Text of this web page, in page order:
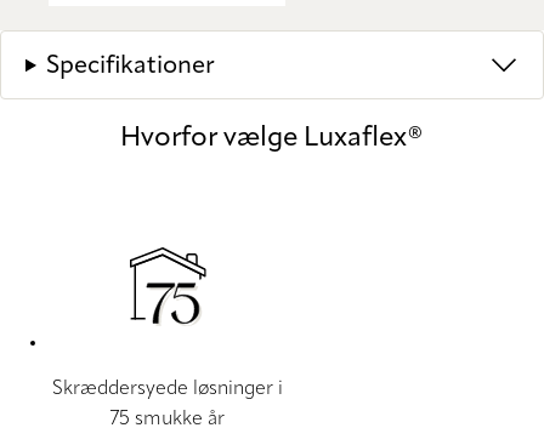
Specifikationer
Hvorfor vælge Luxaflex®
Skræddersyede løsninger i
75 smukke år